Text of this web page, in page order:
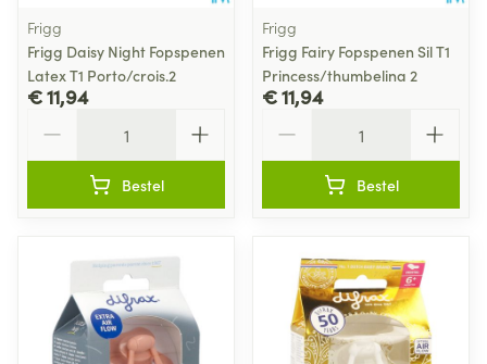
Frigg
Frigg Daisy Night Fopspenen
Latex T1 Porto/crois.2
€ 11,94
Bestel
Frigg
Frigg Fairy Fopspenen Sil T1
Princess/thumbelina 2
€ 11,94
Bestel